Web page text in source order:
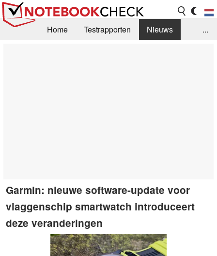
Home Testrapporten
Nieuws
...
Garmin: nieuwe software-update voor
vlaggenschip smartwatch introduceert
deze veranderingen